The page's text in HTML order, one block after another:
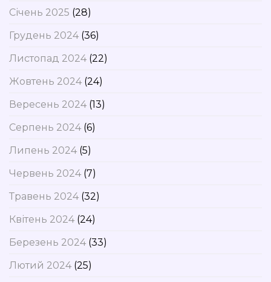
Січень 2025 (28)
Грудень 2024(36)
Листопад 2024(22)
Жовтень 2024(24)
Вересень 2024(13)
Серпень 2024(6)
Липень 2024(5)
Червень 2024(7)
Травень 2024(32)
Квітень 2024(24)
Березень 2024(33)
Лютий 2024(25)